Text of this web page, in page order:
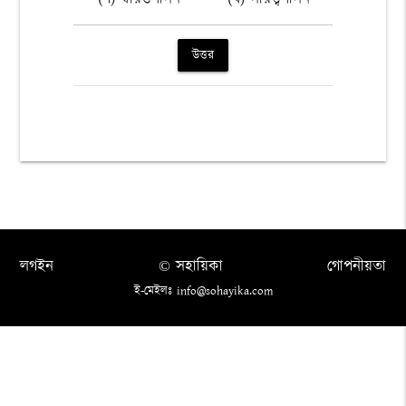
উত্তর
লগইন গোপনীয়তা
© সহায়িকা
ই-মেইলঃ info@sohayika.com